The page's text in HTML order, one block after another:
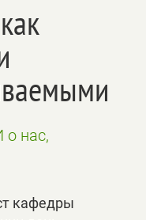
нас,
кафедры